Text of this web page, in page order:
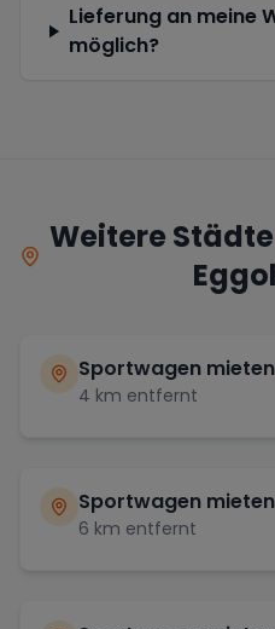
Lieferung an meine
möglich?
Weitere
Sportwagen
4 km entfernt
Sportwagen
6 km entfernt